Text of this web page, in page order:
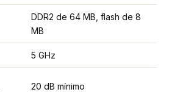
DDR2 de 64 MB, flash de 8
MB
5 GHz
20 dB mínimo